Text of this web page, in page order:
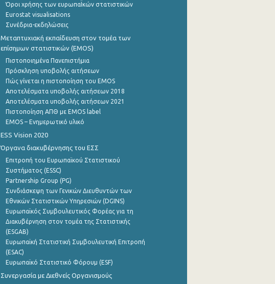
Όροι χρήσης των ευρωπαΪκών στατιστικών
Eurostat visualisations
Συνέδρια-εκδηλώσεις
Μεταπτυχιακή εκπαίδευση στον τομέα των
επίσημων στατιστικών (EMOS)
Πιστοποιημένα Πανεπιστήμια
Πρόσκληση υποβολής αιτήσεων
Πώς γίνεται η πιστοποίηση του EMOS
Αποτελέσματα υποβολής αιτήσεων 2018
Αποτελέσματα υποβολής αιτήσεων 2021
Πιστοποίηση ΑΠΘ με EMOS label
EMOS – Ενημερωτικό υλικό
ESS Vision 2020
Όργανα διακυβέρνησης του ΕΣΣ
Επιτροπή του Ευρωπαϊκού Στατιστικού
Συστήματος (ESSC)
Partnership Group (PG)
Συνδιάσκεψη των Γενικών Διευθυντών των
Εθνικών Στατιστικών Υπηρεσιών (DGINS)
Ευρωπαϊκός Συμβουλευτικός Φορέας για τη
Διακυβέρνηση στον τομέα της Στατιστικής
(ESGAB)
Ευρωπαϊκή Στατιστική Συμβουλευτική Επιτροπή
(ESAC)
Ευρωπαϊκό Στατιστικό Φόρουμ (ESF)
Συνεργασία με Διεθνείς Οργανισμούς